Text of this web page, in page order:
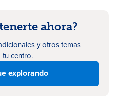
ahora?
y otros temas
centro.
explorando